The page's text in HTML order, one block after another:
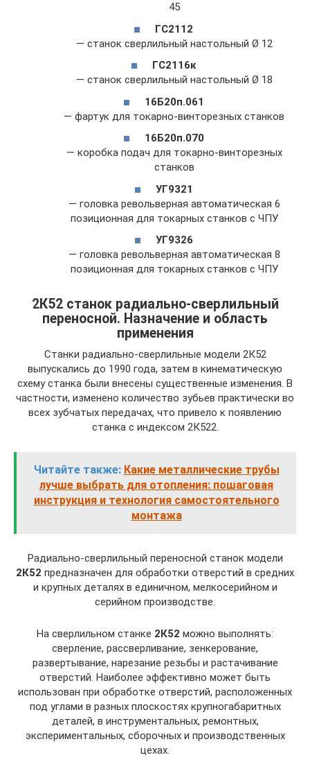
45
ГС2112
— станок сверлильный настольный Ø 12
ГС2116к
— станок сверлильный настольный Ø 18
16Б20п.061
— фартук для токарно-винторезных станков
16Б20п.070
— коробка подач для токарно-винторезных
станков
УГ9321
— головка револьверная автоматическая 6
позиционная для токарных станков с ЧПУ
УГ9326
— головка револьверная автоматическая 8
позиционная для токарных станков с ЧПУ
2К52 станок радиально-сверлильный
переносной. Назначение и область
применения
Станки радиально-сверлильные модели 2К52
выпускались до 1990 года, затем в кинематическую
схему станка были внесены существенные изменения. В
частности, изменено количество зубьев практически во
всех зубчатых передачах, что привело к появлению
станка с индексом 2К522.
Читайте также: Какие металлические трубы
лучше выбрать для отопления: пошаговая
инструкция и технология самостоятельного
монтажа
Радиально-сверлильный переносной станок модели
2К52 предназначен для обработки отверстий в средних
и крупных деталях в единичном, мелкосерийном и
серийном производстве.
На сверлильном станке 2К52 можно выполнять:
сверление, рассверливание, зенкерование,
развертывание, нарезание резьбы и растачивание
отверстий. Наиболее эффективно может быть
использован при обработке отверстий, расположенных
под углами в разных плоскостях крупногабаритных
деталей, в инструментальных, ремонтных,
экспериментальных, сборочных и производственных
цехах.